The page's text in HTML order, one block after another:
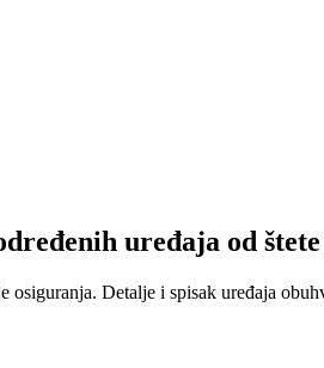
uređaja od
Detalje i spisak uređaja